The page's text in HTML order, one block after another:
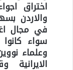
اختراق
والاردن
في مجال
سواء
وعلماء